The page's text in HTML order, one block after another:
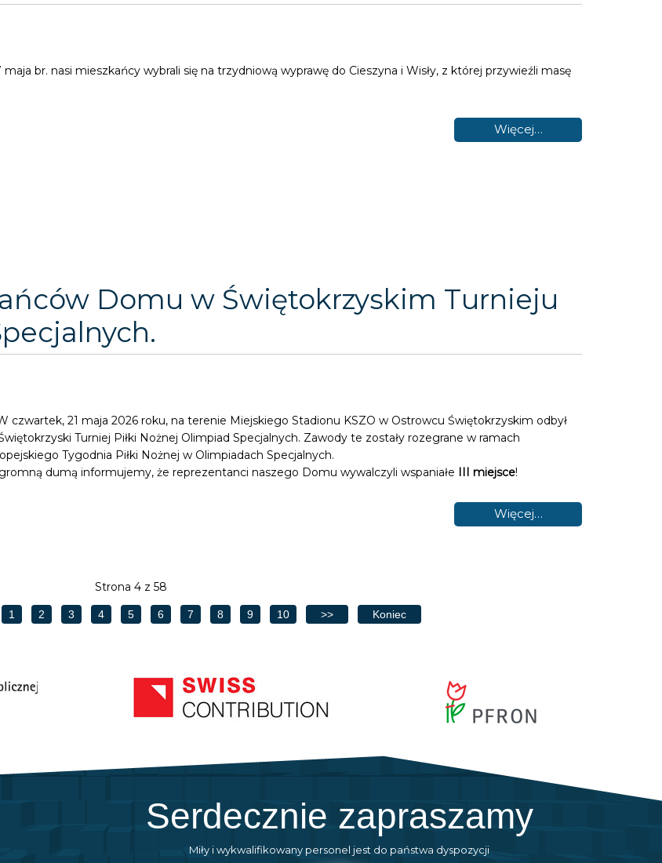
maja br. nasi mieszkańcy wybrali się na trzydniową wyprawę do Cieszyna i Wisły, z której przywieźli masę
Więcej…
Domu w Świętokrzyskim Turnieju
czwartek, 21 maja 2026 roku, na terenie Miejskiego Stadionu KSZO w Ostrowcu Świętokrzyskim odbył
Turniej Piłki Nożnej Olimpiad Specjalnych. Zawody te zostały rozegrane w ramach
Tygodnia Piłki Nożnej w Olimpiadach Specjalnych.
dumą informujemy, że reprezentanci naszego Domu wywalczyli wspaniałe III miejsce!
Więcej…
Strona 4 z 58
1 2 3 4 5 6 7 8 9 10 >> Koniec
Serdecznie zapraszamy
Miły i wykwalifikowany personel jest do państwa dyspozycji